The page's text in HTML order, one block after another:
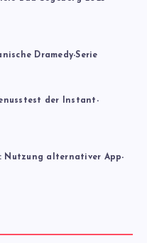
Dramedy-Serie
der Instant-
Nutzung alternativer App-